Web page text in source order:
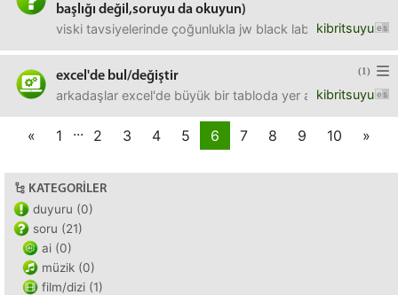
başlığı değil,soruyu da okuyun)
kibritsuyu
viski tavsiyelerinde çoğunlukla jw black label veya
(1)
excel'de bul/değiştir
kibritsuyu
arkadaşlar excel'de büyük bir tabloda yer alan *
« 1 ... 2 3 4 5 6 7 8 9 10 »
KATEGORILER
duyuru (0)
soru (21)
ai (0)
müzik (0)
film/dizi (1)